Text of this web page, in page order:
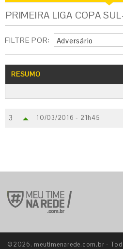
PRIMEIRA LIGA COPA
FILTRE POR: Adversário
RESUMO
3 10/03/2016 - 21h45
©2026. meutimenarede.com.br -